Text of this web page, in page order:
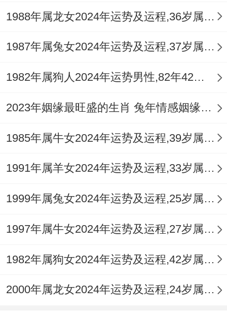
赠礼选择:赠送新人红色家居用品（床品、台
灯） - 寓意说实话红火美满。
冲突场景的应急处理~突发争执:立刻离开现
身体不适:提前佩戴祥安阁畅行年连车挂护佑
平安...
长远婚恋运势建议 -情感沟通：本命年易情
风水布局：卧室西南方放置粉色水晶球，增
强感情稳定性...
1988年属龙女2024年运势及运程,36岁属龙人2024全年每月运势女性如何
1987年属兔女2024年运势及运程,37岁属兔人2024全年每月运势女性如何
1982年属狗人2024年运势男性,82年42岁属狗男2024年每月运程怎么样
2023年姻缘最旺盛的生肖 兔年情感姻缘运比较旺的属相
1985年属牛女2024年运势及运程,39岁属牛人2024全年每月运势女性如何
1991年属羊女2024年运势及运程,33岁属羊人2024全年每月运势女性如何
1999年属兔女2024年运势及运程,25岁属兔人2024全年每月运势女性如何
1997年属牛女2024年运势及运程,27岁属牛人2024全年每月运势女性如何
1982年属狗女2024年运势及运程,42岁属狗人2024全年每月运势女性如何
2000年属龙女2024年运势及运程,24岁属龙人2024全年每月运势女性如何